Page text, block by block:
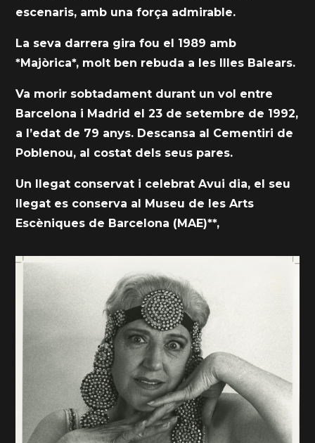
escenaris, amb una força admirable.
La seva darrera gira fou el 1989 amb
*Majòrica*, molt ben rebuda a les Illes Balears.
Va morir sobtadament durant un vol entre
Barcelona i Madrid el 23 de setembre de 1992,
a l’edat de 79 anys. Descansa al Cementiri de
Poblenou, al costat dels seus pares.
Un llegat conservat i celebrat Avui dia, el seu
llegat es conserva al Museu de les Arts
Escèniques de Barcelona (MAE)**,